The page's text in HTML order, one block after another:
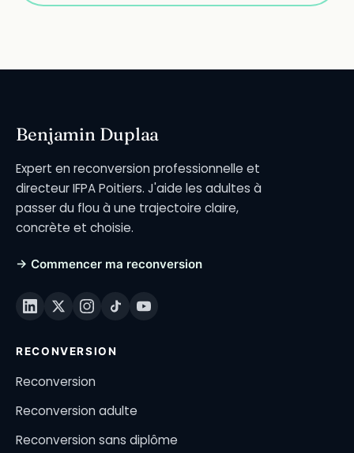
Benjamin Duplaa
Expert en reconversion professionnelle et
directeur IFPA Poitiers. J'aide les adultes à
passer du flou à une trajectoire claire,
concrète et choisie.
→ Commencer ma reconversion
RECONVERSION
Reconversion
Reconversion adulte
Reconversion sans diplôme